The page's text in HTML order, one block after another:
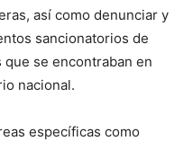
así como denunciar y
sancionatorios de
se encontraban en
nacional.
específicas como